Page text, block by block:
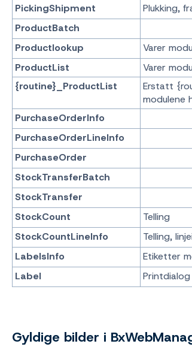
PickingShipment
Plukking,
ProductBatch
Productlookup
Varer
ProductList
Varer
{routine}_ProductList
Erstatt
modulene
PurchaseOrderInfo
PurchaseOrderLineInfo
PurchaseOrder
StockTransferBatch
StockTransfer
StockCount
Telling
StockCountLineInfo
Telling,
LabelsInfo
Etiketter
Label
Gyldige bilder i